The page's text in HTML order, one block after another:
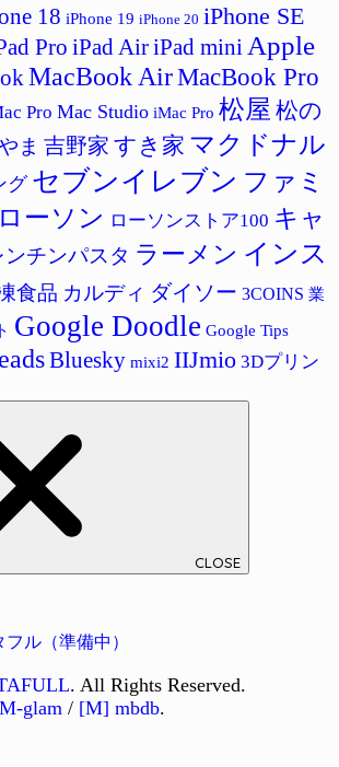
18 iPhone 19 iPhone 20 iPhone SE
Pro iPad AiriPad mini Apple
MacBook AirMacBook Pro
Pro Mac Studio iMac Pro 松屋 松の
ま 吉野家 すき家 マクドナル
グ セブンイレブン ファミ
ローソン ローソンストア100 キャ
ンチンパスタ ラーメン インス
食品 カルディ ダイソー 3COINS 業
Google Doodle Google Tips
Bluesky mixi2 IIJmio 3Dプリン
CLOSE
ル（準備中）
. All Rights Reserved.
M-glam / [M] mbdb.